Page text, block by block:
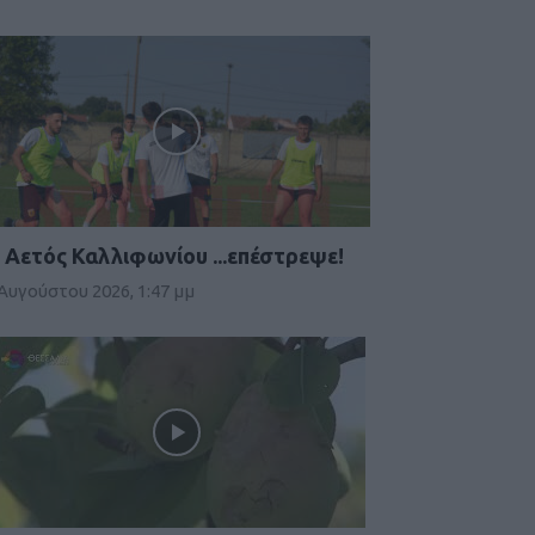
Καλλιφωνίου ...επέστρεψε!
2026, 1:47 μμ